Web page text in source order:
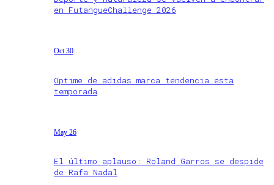
en FutangueChallenge 2026
Oct 30
Optime de adidas marca tendencia esta
temporada
May 26
El último aplauso: Roland Garros se despide
de Rafa Nadal